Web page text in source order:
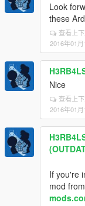
Look
these
查看上
2016年01月
Nice
查看上
2016年01月
If you're
mod